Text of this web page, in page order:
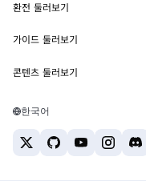
MetaMask Connect
Snaps
웹3 서비스
보안
고객 지원
채용
이더리움 가격
솔라나 가격
테더 가격
환전 둘러보기
ETH를 USD로 환전
USDT를 INR로 환전
BTC를 INR로 환전
ETH를 USDT로 환전
가이드 둘러보기
ETH 매수
USDT 매수
콘텐츠 둘러보기
솔라나 지갑
한국어